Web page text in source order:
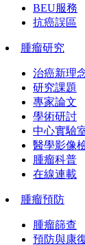
BEU服務
抗癌誤區
腫瘤研究
治癌新理
研究課題
專家論文
學術研討
中心實驗
醫學影像
腫瘤科普
在線連載
腫瘤預防
腫瘤篩查
預防與康